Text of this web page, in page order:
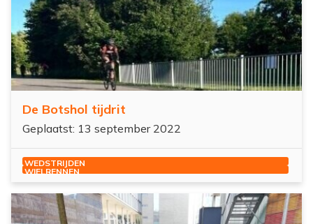
De Botshol tijdrit
Geplaatst: 13 september 2022
WEDSTRIJDEN
WIELRENNEN